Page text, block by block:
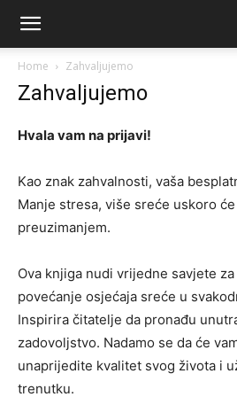
Home Zahvaljujemo
Zahvaljujemo
Hvala vam na prijavi!
Kao znak zahvalnosti, vaša
Manje stresa, više sreće uskoro
preuzimanjem.
Ova knjiga nudi vrijedne savjete
povećanje osjećaja sreće u
Inspirira čitatelje da pronađu
zadovoljstvo. Nadamo se da će
unaprijedite kvalitet svog života i
trenutku.